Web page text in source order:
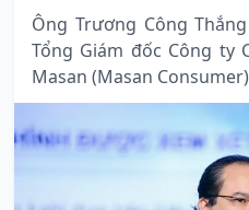
Ông Trương Công
Tổng Giám đốc Công ty
Masan (Masan